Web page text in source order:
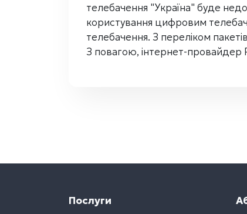
телебачення "Україна" буде
користування цифровим
телебачення. З переліком
З повагою, інтернет-провайдер
Послуги